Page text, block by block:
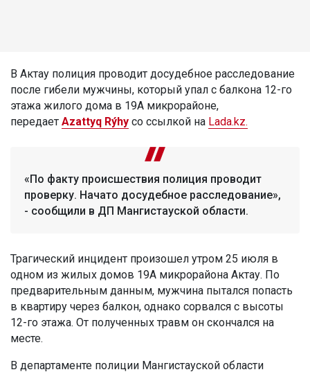
В Актау полиция проводит досудебное расследование
после гибели мужчины, который упал с балкона 12-го
этажа жилого дома в 19А микрорайоне,
передает Azattyq Rýhy со ссылкой на Lada.kz.
«По факту происшествия полиция проводит
проверку. Начато досудебное расследование»,
- сообщили в ДП Мангистауской области.
Трагический инцидент произошел утром 25 июля в
одном из жилых домов 19А микрорайона Актау. По
предварительным данным, мужчина пытался попасть
в квартиру через балкон, однако сорвался с высоты
12-го этажа. От полученных травм он скончался на
месте.
В департаменте полиции Мангистауской области